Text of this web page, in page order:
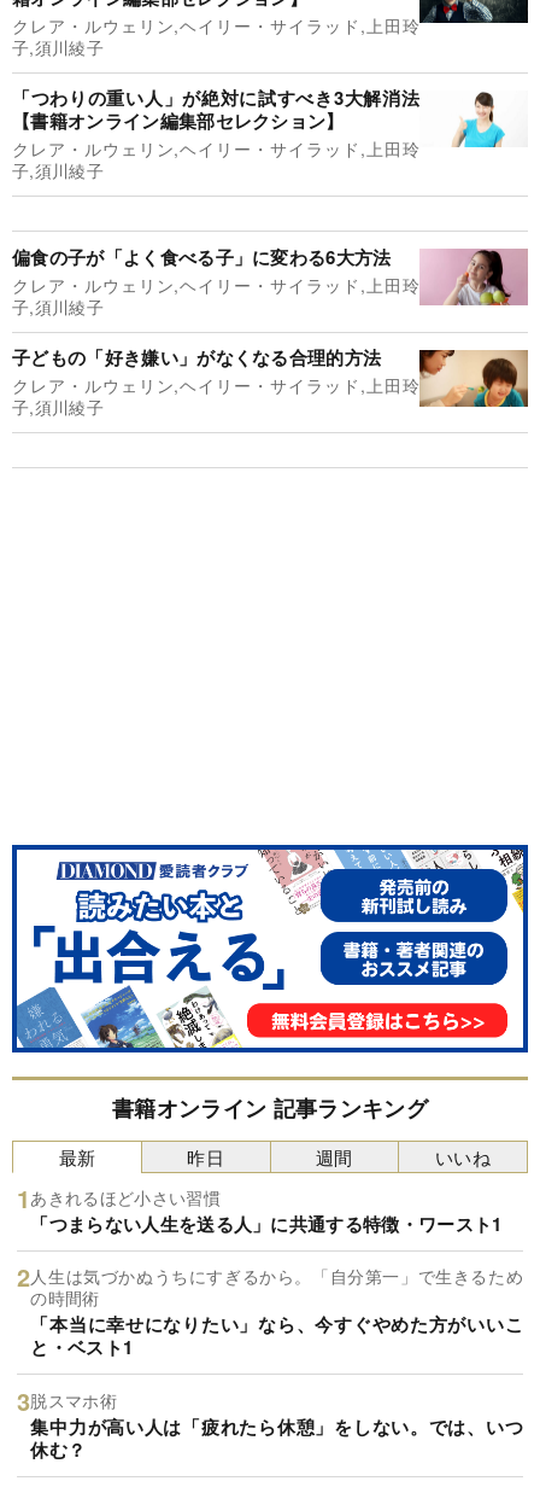
クレア・ルウェリン,ヘイリー・サイラッド,上田玲
子,須川綾子
「つわりの重い人」が絶対に試すべき3大解消法
【書籍オンライン編集部セレクション】
クレア・ルウェリン,ヘイリー・サイラッド,上田玲
子,須川綾子
偏食の子が「よく食べる子」に変わる6大方法
クレア・ルウェリン,ヘイリー・サイラッド,上田玲
子,須川綾子
子どもの「好き嫌い」がなくなる合理的方法
クレア・ルウェリン,ヘイリー・サイラッド,上田玲
子,須川綾子
書籍オンライン 記事ランキング
最新
あきれるほど小さい習慣
「つまらない人生を送る人」に共通する特徴・ワースト1
人生は気づかぬうちにすぎるから。「自分第一」で生きるため
の時間術
「本当に幸せになりたい」なら、今すぐやめた方がいいこ
と・ベスト1
脱スマホ術
集中力が高い人は「疲れたら休憩」をしない。では、いつ
休む？
昨日 週間 いいね